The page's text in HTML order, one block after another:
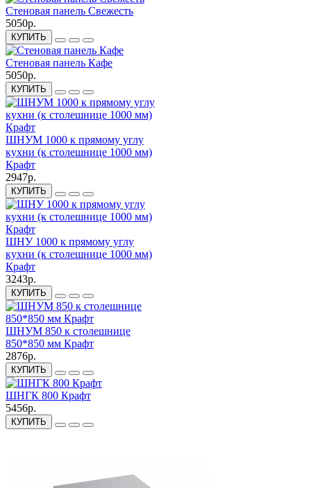
Стеновая панель Свежесть
5050р.
КУПИТЬ
Стеновая панель Кафе
5050р.
КУПИТЬ
ШНУМ 1000 к прямому углу
кухни (к столешнице 1000 мм)
Крафт
2947р.
КУПИТЬ
ШНУ 1000 к прямому углу
кухни (к столешнице 1000 мм)
Крафт
3243р.
КУПИТЬ
ШНУМ 850 к столешнице
850*850 мм Крафт
2876р.
КУПИТЬ
ШНГК 800 Крафт
5456р.
КУПИТЬ